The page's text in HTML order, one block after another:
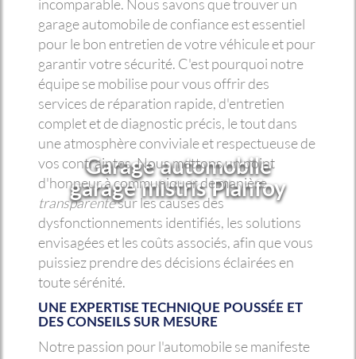
Garage automobile
garage mistris Planfoy
incomparable. Nous savons que trouver un
garage automobile de confiance est essentiel
pour le bon entretien de votre véhicule et pour
garantir votre sécurité. C'est pourquoi notre
équipe se mobilise pour vous offrir des
services de réparation rapide, d'entretien
complet et de diagnostic précis, le tout dans
une atmosphère conviviale et respectueuse de
vos contraintes. Nous mettons un point
d'honneur à communiquer de manière
transparentesur les causes des
dysfonctionnements identifiés, les solutions
envisagées et les coûts associés, afin que vous
puissiez prendre des décisions éclairées en
toute sérénité.
UNE EXPERTISE TECHNIQUE POUSSÉE ET
DES CONSEILS SUR MESURE
Notre passion pour l'automobile se manifeste